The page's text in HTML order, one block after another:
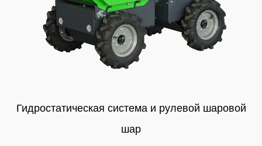
Гидростатическая система и рулевой шаровой
шар